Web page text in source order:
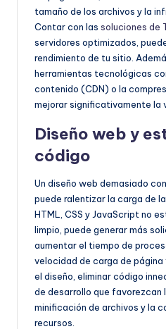
tamaño de los archivos y la
Contar con las soluciones de
servidores optimizados,
rendimiento de tu sitio.
herramientas tecnológicas
contenido (CDN) o la
mejorar significativamente la
Diseño web y
código
Un diseño web demasiado
puede ralentizar la carga de
HTML, CSS y JavaScript no
limpio, puede generar más
aumentar el tiempo de
velocidad de carga de
el diseño, eliminar código
de desarrollo que favorezcan
minificación de archivos y la
recursos.